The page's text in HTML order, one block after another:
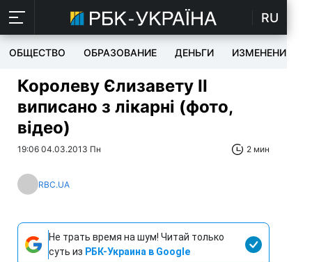
RU
ОБЩЕСТВО ОБРАЗОВАНИЕ ДЕНЬГИ ИЗМЕНЕНИЯ
Королеву Єлизавету II
виписано з лікарні (фото,
відео)
19:06 04.03.2013 Пн 2 мин
RBC.UA
Не трать время на шум! Читай только
суть из РБК-Украина в Google